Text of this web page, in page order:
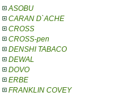
ASOBU
CARAN D`ACHE
CROSS
CROSS-pen
DENSHI TABACO
DEWAL
DOVO
ERBE
FRANKLIN COVEY